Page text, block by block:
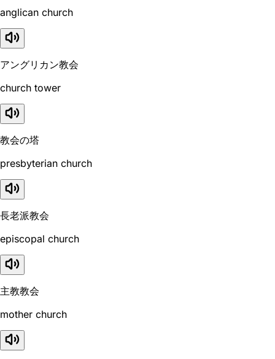
anglican church
アングリカン教会
church tower
教会の塔
presbyterian church
長老派教会
episcopal church
主教教会
mother church